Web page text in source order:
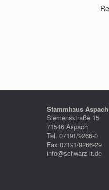
Stammhaus Aspach
Siemensstraße 15
71546 Aspach
Tel. 07191/9266-0
Fax 07191/9266-29
info@schwarz-lt.de